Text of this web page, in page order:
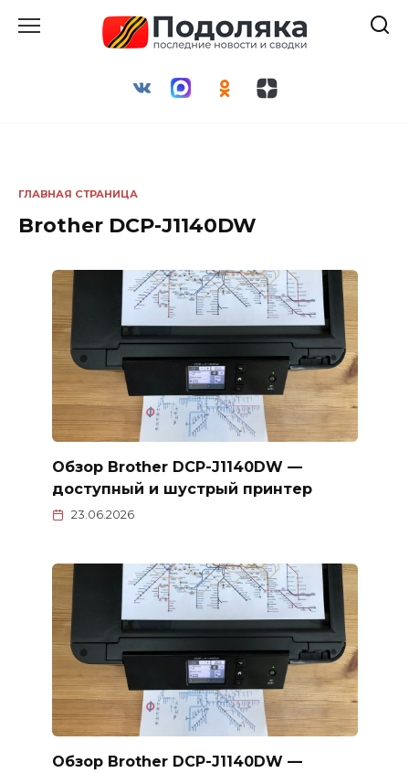
ГЛАВНАЯ СТРАНИЦА
Brother DCP-J1140DW
Обзор Brother DCP-J1140DW —
доступный и шустрый принтер
23.06.2026
Обзор Brother DCP-J1140DW —